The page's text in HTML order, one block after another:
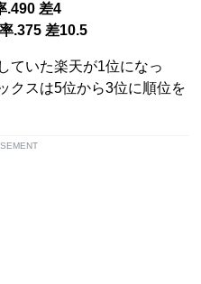
差4
.375 差10.5
ていた楽天が1位になっ
クスは5位から3位に順位を